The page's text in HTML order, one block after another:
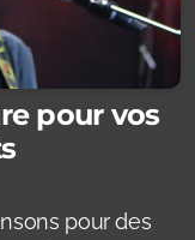
pour vos
pour des